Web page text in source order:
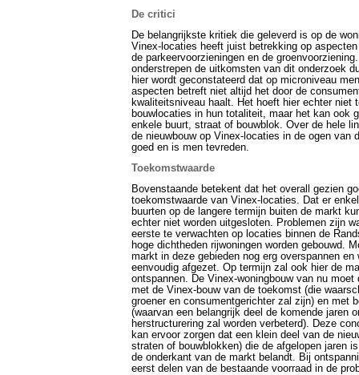
De critici
De belangrijkste kritiek die geleverd is op de
Vinex-locaties heeft juist betrekking op
de parkeervoorzieningen en de
onderstrepen de uitkomsten van dit onderzoek
hier wordt geconstateerd dat op microniveau
aspecten betreft niet altijd het door de
kwaliteitsniveau haalt. Het hoeft hier echter niet
bouwlocaties in hun totaliteit, maar het kan ook
enkele buurt, straat of bouwblok. Over de hele
de nieuwbouw op Vinex-locaties in de ogen van
goed en is men tevreden.
Toekomstwaarde
Bovenstaande betekent dat het overall gezien
toekomstwaarde van Vinex-locaties. Dat er
buurten op de langere termijn buiten de markt
echter niet worden uitgesloten. Problemen zijn
eerste te verwachten op locaties binnen de
hoge dichtheden rijwoningen worden gebouwd.
markt in deze gebieden nog erg overspannen en
eenvoudig afgezet. Op termijn zal ook hier de
ontspannen. De Vinex-woningbouw van nu moet
met de Vinex-bouw van de toekomst (die
groener en consumentgerichter zal zijn) en met
(waarvan een belangrijk deel de komende jaren
herstructurering zal worden verbeterd). Deze
kan ervoor zorgen dat een klein deel van de
straten of bouwblokken) die de afgelopen jaren
de onderkant van de markt belandt. Bij
eerst delen van de bestaande voorraad in de